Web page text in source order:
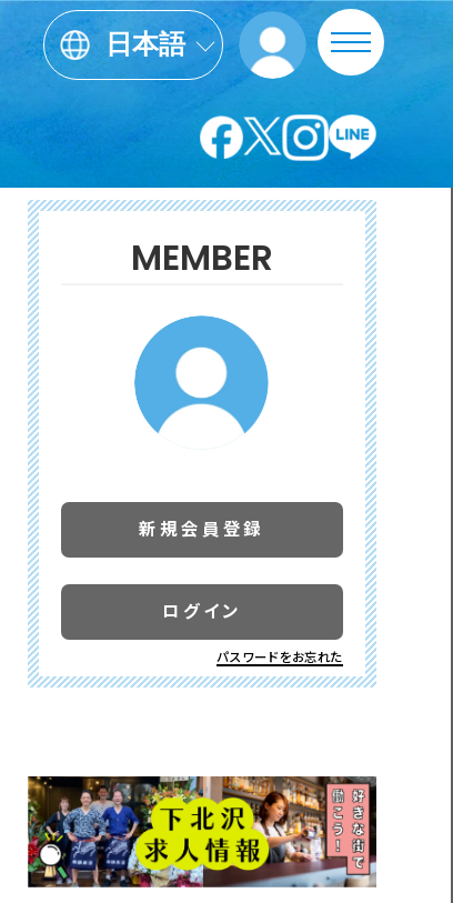
日本語
MEMBER
新規会員登録
ログイン
パスワードをお忘れた